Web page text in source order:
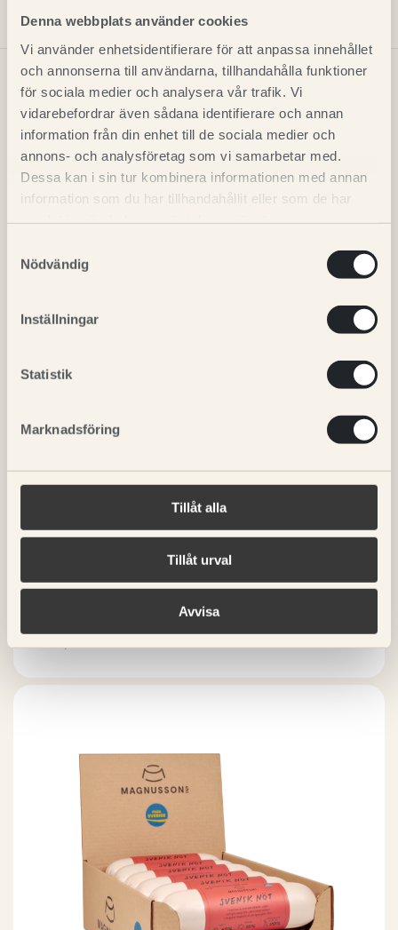
Denna webbplats använder cookies
Vi använder enhetsidentifierare för att anpassa innehållet
och annonserna till användarna, tillhandahålla funktioner
för sociala medier och analysera vår trafik. Vi
vidarebefordrar även sådana identifierare och annan
information från din enhet till de sociala medier och
annons- och analysföretag som vi samarbetar med.
Dessa kan i sin tur kombinera informationen med annan
information som du har tillhandahållit eller som de har
Nödvändig
Inställningar
Statistik
Marknadsföring
Tillåt alla
Tillåt urval
Avvisa
RELATERADE PRODUKTER
Vetbed - liggunderlag